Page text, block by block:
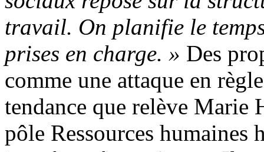
travail. On planifie le
prises en charge. » Des
comme une attaque en
tendance que relève Marie
pôle Ressources